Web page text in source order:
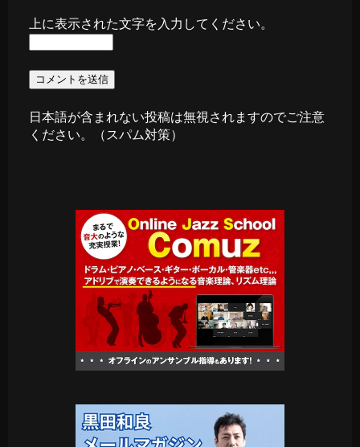
上に表示された文字を入力してください。
日本語が含まれない投稿は無視されますのでご注意
ください。（スパム対策）